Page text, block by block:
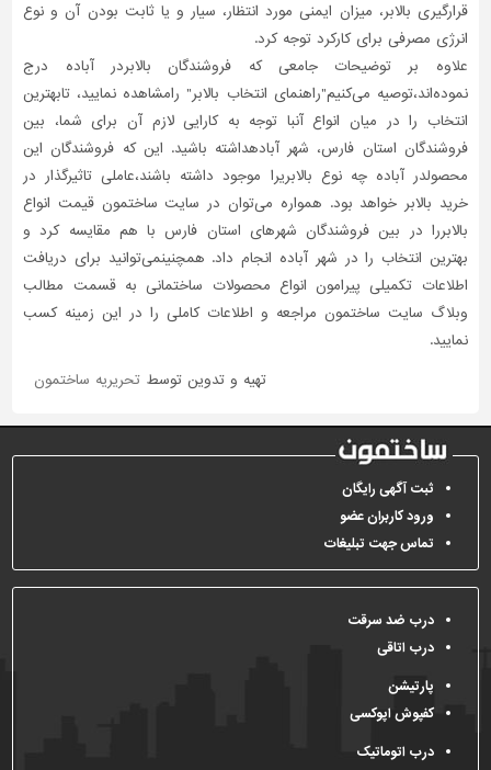
قرارگیری بالابر، میزان ایمنی مورد انتظار، سیار و یا ثابت بودن آن و نوع
انرژی مصرفی برای کارکرد توجه کرد.
علاوه بر توضیحات جامعی که فروشندگان بالابردر آباده درج
نموده‌اند،توصیه می‌کنیم"راهنمای انتخاب بالابر" رامشاهده نمایید، تابهترین
انتخاب را در میان انواع آنبا توجه به کارایی لازم آن برای شما، بین
فروشندگان استان فارس، شهر آبادهداشته باشید. این که فروشندگان این
محصولدر آباده چه نوع بالابریرا موجود داشته باشند،عاملی تاثیر‌گذار در
خرید بالابر خواهد بود. همواره می‌توان در سایت ساختمون قیمت انواع
بالابررا در بین فروشندگان شهرهای استان فارس با هم مقایسه کرد و
بهترین انتخاب را در شهر آباده انجام داد. همچنینمی‌توانید برای دریافت
اطلاعات تکمیلی پیرامون انواع محصولات ساختمانی به قسمت مطالب
وبلاگ سایت ساختمون مراجعه و اطلاعات کاملی را در این زمینه کسب
نمایید.
تهیه و تدوین توسط تحریریه ساختمون
ثبت آگهی رایگان
ورود کاربران عضو
تماس جهت تبلیغات
درب ضد سرقت
درب اتاقی
پارتیشن
کفپوش اپوکسی
درب اتوماتیک